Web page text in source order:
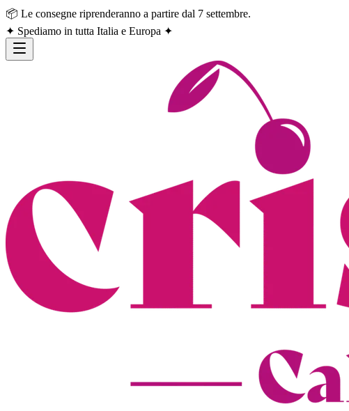
📦 Le consegne riprenderanno a partire dal 7 settembre.
✦ Spediamo in tutta Italia e Europa ✦